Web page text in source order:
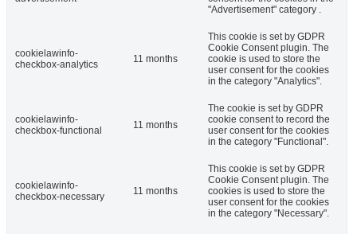
"Advertisement" category .
cookielawinfo-
checkbox-analytics
11 months
This cookie is set by GDPR
Cookie Consent plugin. The
cookie is used to store the
user consent for the cookies
in the category "Analytics".
cookielawinfo-
checkbox-functional
11 months
The cookie is set by GDPR
cookie consent to record the
user consent for the cookies
in the category "Functional".
cookielawinfo-
checkbox-necessary
11 months
This cookie is set by GDPR
Cookie Consent plugin. The
cookies is used to store the
user consent for the cookies
in the category "Necessary".